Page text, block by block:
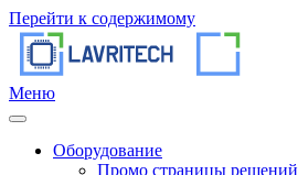
Перейти к содержимому
Меню
Оборудование
Промо страницы решений